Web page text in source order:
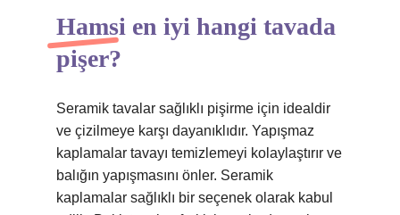
Hamsi en iyi hangi tavada
pişer?
Seramik tavalar sağlıklı pişirme için idealdir
ve çizilmeye karşı dayanıklıdır. Yapışmaz
kaplamalar tavayı temizlemeyi kolaylaştırır ve
balığın yapışmasını önler. Seramik
kaplamalar sağlıklı bir seçenek olarak kabul